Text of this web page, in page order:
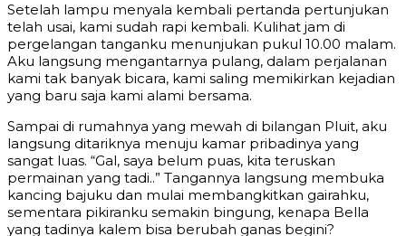
Setelah lampu menyala kembali pertanda pertunjukan
telah usai, kami sudah rapi kembali. Kulihat jam di
pergelangan tanganku menunjukan pukul 10.00 malam.
Aku langsung mengantarnya pulang, dalam perjalanan
kami tak banyak bicara, kami saling memikirkan kejadian
yang baru saja kami alami bersama.
Sampai di rumahnya yang mewah di bilangan Pluit, aku
langsung ditariknya menuju kamar pribadinya yang
sangat luas. “Gal, saya belum puas, kita teruskan
permainan yang tadi..” Tangannya langsung membuka
kancing bajuku dan mulai membangkitkan gairahku,
sementara pikiranku semakin bingung, kenapa Bella
yang tadinya kalem bisa berubah ganas begini?